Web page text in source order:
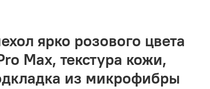
ярко розового цвета
Max, текстура кожи,
из микрофибры